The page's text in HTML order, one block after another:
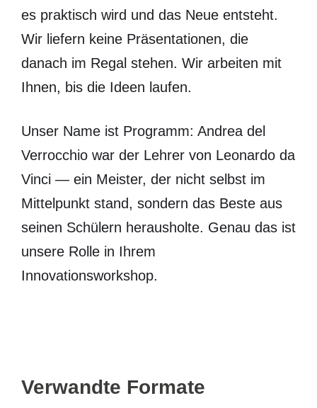
es praktisch wird und das Neue entsteht.
Wir liefern keine Präsentationen, die
danach im Regal stehen. Wir arbeiten mit
Ihnen, bis die Ideen laufen.
Unser Name ist Programm: Andrea del
Verrocchio war der Lehrer von Leonardo da
Vinci — ein Meister, der nicht selbst im
Mittelpunkt stand, sondern das Beste aus
seinen Schülern herausholte. Genau das ist
unsere Rolle in Ihrem
Innovationsworkshop.
Verwandte Formate